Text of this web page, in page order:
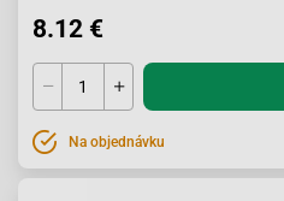
8.12 €
Na objednávku